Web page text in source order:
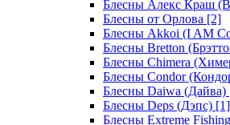
Блесны Алекс Краш
Блесны от Орлова [2]
Блесны Akkoi (I AM
Блесны Bretton
Блесны Chimera
Блесны Condor
Блесны Daiwa (Дайва)
Блесны Deps (Дэпс) [1]
Блесны Extreme